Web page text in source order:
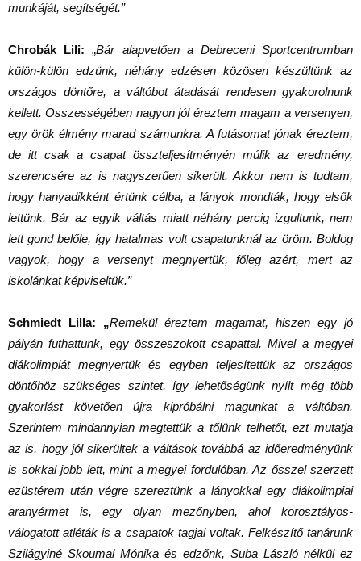
munkáját, segítségét.”
Chrobák Lili: „Bár alapvetően a Debreceni Sportcentrumban
külön-külön edzünk, néhány edzésen közösen készültünk az
országos döntőre, a váltóbot átadását rendesen gyakorolnunk
kellett. Összességében nagyon jól éreztem magam a versenyen,
egy örök élmény marad számunkra. A futásomat jónak éreztem,
de itt csak a csapat összteljesítményén múlik az eredmény,
szerencsére az is nagyszerűen sikerült. Akkor nem is tudtam,
hogy hanyadikként értünk célba, a lányok mondták, hogy elsők
lettünk. Bár az egyik váltás miatt néhány percig izgultunk, nem
lett gond belőle, így hatalmas volt csapatunknál az öröm. Boldog
vagyok, hogy a versenyt megnyertük, főleg azért, mert az
iskolánkat képviseltük.”
Schmiedt Lilla: „Remekül éreztem magamat, hiszen egy jó
pályán futhattunk, egy összeszokott csapattal. Mivel a megyei
diákolimpiát megnyertük és egyben teljesítettük az országos
döntőhöz szükséges szintet, így lehetőségünk nyílt még több
gyakorlást követően újra kipróbálni magunkat a váltóban.
Szerintem mindannyian megtettük a tőlünk telhetőt, ezt mutatja
az is, hogy jól sikerültek a váltások továbbá az időeredményünk
is sokkal jobb lett, mint a megyei fordulóban. Az ősszel szerzett
ezüstérem után végre szereztünk a lányokkal egy diákolimpiai
aranyérmet is, egy olyan mezőnyben, ahol korosztályos-
válogatott atléták is a csapatok tagjai voltak. Felkészítő tanárunk
Szilágyiné Skoumal Mónika és edzőnk, Suba László nélkül ez